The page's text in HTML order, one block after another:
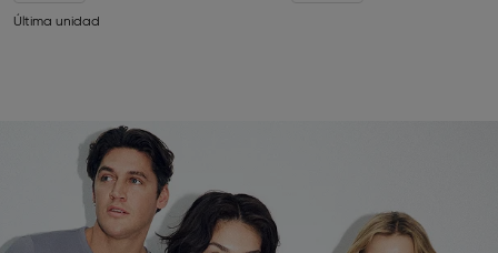
Última unidad